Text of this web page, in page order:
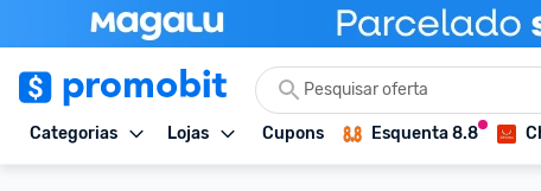
Categorias Lojas Cupons Esquenta 8.8